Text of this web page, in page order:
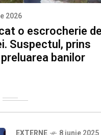
2026
o escrocherie
Suspectul, prins
banilor